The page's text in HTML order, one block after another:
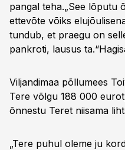
pangal teha.„See lõputu
ettevõte võiks
tundub, et praegu on
pankroti, lausus ta.“
Viljandimaa põllumees
Tere võlgu 188 000
õnnestu Teret niisama
„Tere puhul oleme ju